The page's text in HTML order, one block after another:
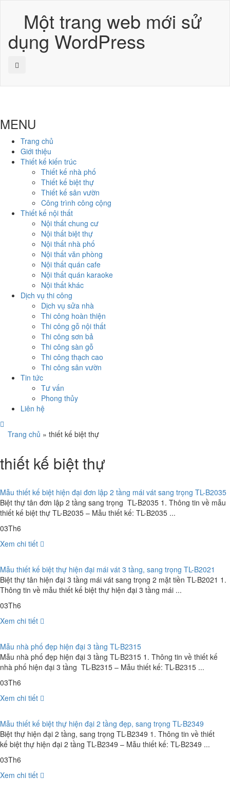
Một trang web mới sử
dụng WordPress
MENU
Trang chủ
Giới thiệu
Thiết kế kiến trúc
Thiết kế nhà phố
Thiết kế biệt thự
Thiết kế sân vườn
Công trình công cộng
Thiết kế nội thất
Nội thất chung cư
Nội thất biệt thự
Nội thất nhà phố
Nội thất văn phòng
Nội thất quán cafe
Nội thất quán karaoke
Nội thất khác
Dịch vụ thi công
Dịch vụ sửa nhà
Thi công hoàn thiện
Thi công gỗ nội thất
Thi công sơn bả
Thi công sàn gỗ
Thi công thạch cao
Thi công sân vườn
Tin tức
Tư vấn
Phong thủy
Liên hệ
Trang chủ » thiết kế biệt thự
thiết kế biệt thự
Mẫu thiết kế biệt hiện đại đơn lập 2 tầng mái vát sang trọng TL-B2035
Biệt thự tân đơn lập 2 tầng sang trọng TL-B2035 1. Thông tin về mẫu
thiết kế biệt thự TL-B2035 – Mẫu thiết kế: TL-B2035 ...
03Th6
Xem chi tiết
Mẫu thiết kế biệt thự hiện đại mái vát 3 tầng, sang trọng TL-B2021
Biệt thự tân hiện đại 3 tầng mái vát sang trọng 2 mặt tiền TL-B2021 1.
Thông tin về mẫu thiết kế biệt thự hiện đại 3 tầng mái ...
03Th6
Xem chi tiết
Mẫu nhà phố đẹp hiện đại 3 tầng TL-B2315
Mẫu nhà phố đẹp hiện đại 3 tầng TL-B2315 1. Thông tin về thiết kế
nhà phố hiện đại 3 tầng TL-B2315 – Mẫu thiết kế: TL-B2315 ...
03Th6
Xem chi tiết
Mẫu thiết kế biệt thự hiện đại 2 tầng đẹp, sang trọng TL-B2349
Biệt thự hiện đại 2 tầng, sang trọng TL-B2349 1. Thông tin về thiết
kế biệt thự hiện đại 2 tầng TL-B2349 – Mẫu thiết kế: TL-B2349 ...
03Th6
Xem chi tiết